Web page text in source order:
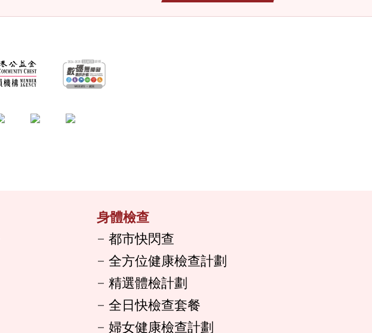
身體檢查
都市快閃查
全方位健康檢查計劃
精選體檢計劃
全日快檢查套餐
婦女健康檢查計劃